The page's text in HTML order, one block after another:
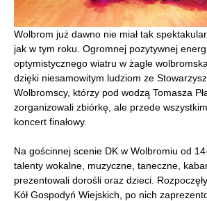
Wolbrom już dawno nie miał tak
jak w tym roku. Ogromnej pozytywnej
optymistycznego wiatru w żagle
dzięki niesamowitym ludziom ze
Wolbromscy, którzy pod wodzą Tomasza
zorganizowali zbiórkę, ale przede
koncert finałowy.
Na gościnnej scenie DK w Wolbromiu od
talenty wokalne, muzyczne, taneczne,
prezentowali dorośli oraz dzieci.
Kół Gospodyń Wiejskich, po nich